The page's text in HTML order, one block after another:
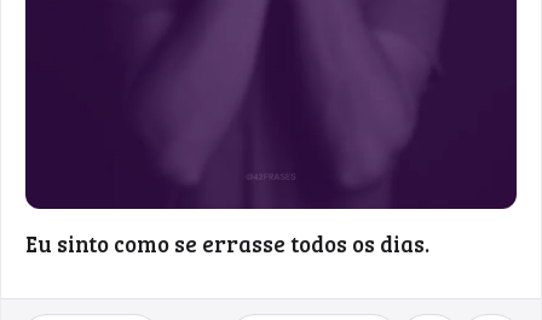
Eu sinto como se errasse todos os dias.